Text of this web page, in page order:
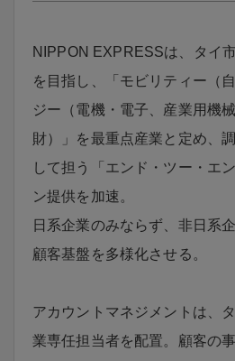
NIPPON EXPRESSは、タイ
を目指し、「モビリティー（
ジー（電機・電子、産業用機
財）」を最重点産業と定め、
して担う「エンド・ツー・エ
ン提供を加速。
日系企業のみならず、非日系
顧客基盤を多様化させる。
アカウントマネジメントは、
業専任担当者を配置。顧客の